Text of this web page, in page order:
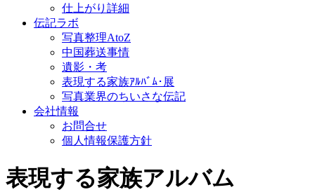
仕上がり詳細
伝記ラボ
写真整理AtoZ
中国葬送事情
遺影・考
表現する家族ｱﾙﾊﾞﾑ･展
写真業界のちいさな伝記
会社情報
お問合せ
個人情報保護方針
表現する家族アルバム